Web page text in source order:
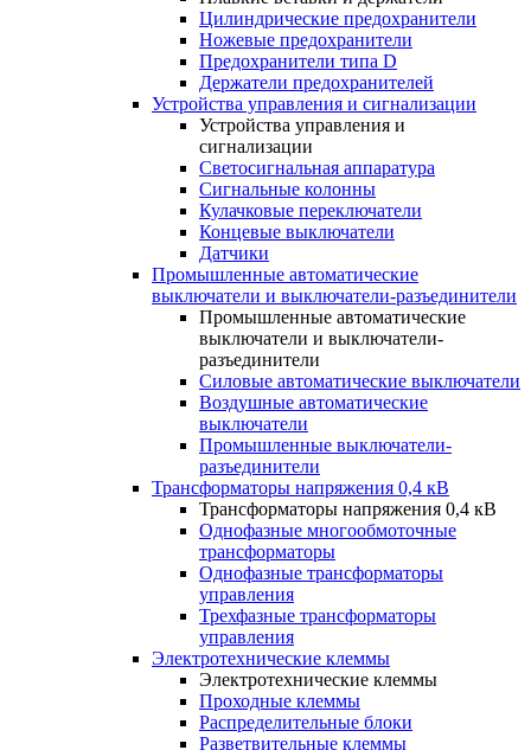
Цилиндрические предохранители
Ножевые предохранители
Предохранители типа D
Держатели предохранителей
Устройства управления и сигнализации
Устройства управления и
сигнализации
Светосигнальная аппаратура
Сигнальные колонны
Кулачковые переключатели
Концевые выключатели
Датчики
Промышленные автоматические
выключатели и выключатели-разъединители
Промышленные автоматические
выключатели и выключатели-
разъединители
Силовые автоматические выключатели
Воздушные автоматические
выключатели
Промышленные выключатели-
разъединители
Трансформаторы напряжения 0,4 кВ
Трансформаторы напряжения 0,4 кВ
Однофазные многообмоточные
трансформаторы
Однофазные трансформаторы
управления
Трехфазные трансформаторы
управления
Электротехнические клеммы
Электротехнические клеммы
Проходные клеммы
Распределительные блоки
Разветвительные клеммы